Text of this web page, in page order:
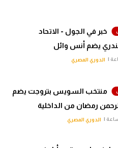
خبر في الجول - الاتحاد
يضم أنس وائل
| الدوري المصري
منتخب السويس بتروجت يضم
رمضان من الداخلية
الدوري المصري